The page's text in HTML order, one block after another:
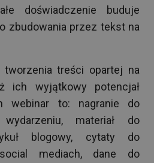
doświadczenie buduje
zbudowania przez tekst na
tworzenia treści opartej na
ich wyjątkowy potencjał
webinar to: nagranie do
materiał do
blogowy, cytaty do
mediach, dane do